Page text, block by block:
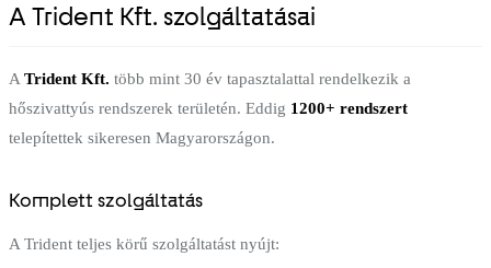
A Trident Kft. szolgáltatásai
A Trident Kft. több mint 30 év tapasztalattal rendelkezik a
hőszivattyús rendszerek területén. Eddig 1200+ rendszert
telepítettek sikeresen Magyarországon.
Komplett szolgáltatás
A Trident teljes körű szolgáltatást nyújt: